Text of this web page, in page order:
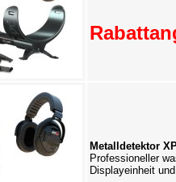
Metalldetektor
Professioneller
Displayeinheit